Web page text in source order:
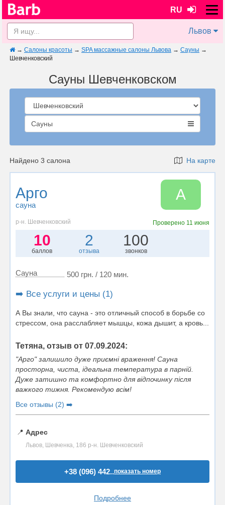
RU
Львов
→ Салоны красоты → SPA массажные салоны Львова → Сауны →
Шевченковский
Сауны Шевченковском
Сауны
Найдено 3 салона На карте
Арго
сауна
А
р-н. Шевченковский Проверено 11 июня
10
баллов
2
отзыва
100
звонков
Сауна 500 грн. / 120 мин.
➡️ Все услуги и цены (1)
А Вы знали, что сауна - это отличный способ в борьбе со
стрессом, она расслабляет мышцы, кожа дышит, а кровь...
Тетяна, отзыв от 07.09.2024:
"Арго" залишило дуже приємні враження! Сауна
просторна, чиста, ідеальна температура в парній.
Дуже затишно та комфортно для відпочинку після
важкого тижня. Рекомендую всім!
Все отзывы (2) ➡️
📍 Адрес
Львов, Шевченка, 186 р-н. Шевченковский
+38 (096) 442..показать номер
Подробнее